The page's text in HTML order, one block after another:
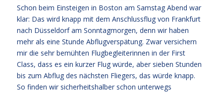
Schon beim Einsteigen in Boston am Samstag Abend war
klar: Das wird knapp mit dem Anschlussflug von Frankfurt
nach Düsseldorf am Sonntagmorgen, denn wir haben
mehr als eine Stunde Abflugverspätung. Zwar versichern
mir die sehr bemühten Flugbegleiterinnen in der First
Class, dass es ein kurzer Flug würde, aber sieben Stunden
bis zum Abflug des nächsten Fliegers, das würde knapp.
So finden wir sicherheitshalber schon unterwegs